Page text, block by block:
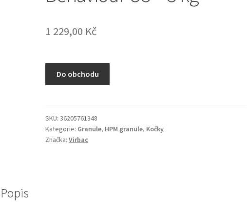
1 229,00 Kč
Do obchodu
SKU:36205761348
Kategorie: Granule, HPM granule, Kočky
Značka:Virbac
Popis